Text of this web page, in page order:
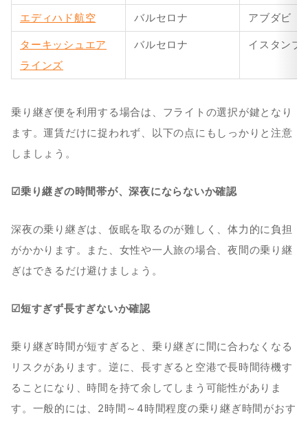
エディハド航空 バルセロナ アブダビ
ターキッシュエア
ラインズ
バルセロナ イスタンブ
乗り継ぎ便を利用する場合は、フライトの選択が鍵となり
ます。運賃だけに捉われず、以下の点にもしっかりと注意
しましょう。
☑︎乗り継ぎの時間帯が、深夜にならないか確認
深夜の乗り継ぎは、仮眠を取るのが難しく、体力的に負担
がかかります。また、女性や一人旅の場合、夜間の乗り継
ぎはできるだけ避けましょう。
☑︎短すぎず長すぎないか確認
乗り継ぎ時間が短すぎると、乗り継ぎに間に合わなくなる
リスクがあります。逆に、長すぎると空港で長時間待機す
ることになり、時間を持て余してしまう可能性がありま
す。一般的には、2時間～4時間程度の乗り継ぎ時間がおす